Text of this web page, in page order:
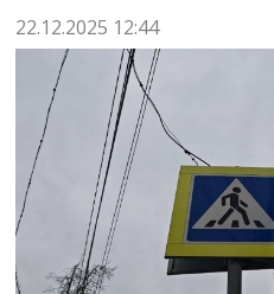
22.12.2025 12:44